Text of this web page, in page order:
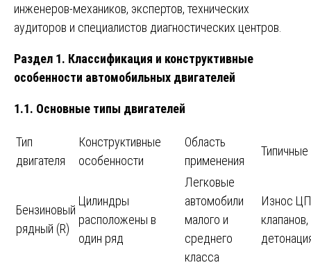
инженеров-механиков, экспертов, технических
аудиторов и специалистов диагностических центров.
Раздел 1. Классификация и конструктивные
особенности автомобильных двигателей
1.1. Основные типы двигателей
Тип
двигателя
Конструктивные
особенности
Область
применения
Бензиновый
рядный (R)
Цилиндры
расположены в
один ряд
Легковые
автомобили
малого и
среднего
класса
Износ
клапанов,